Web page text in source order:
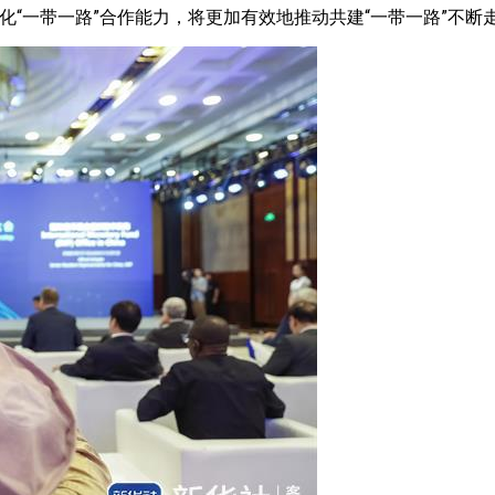
带一路”合作能力，将更加有效地推动共建“一带一路”不断